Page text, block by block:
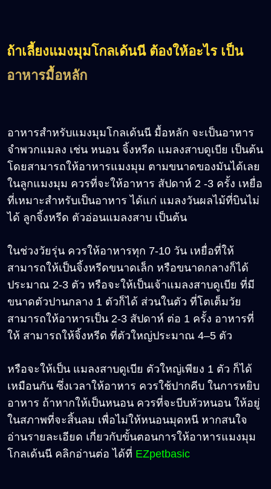
ถ้าเลี้ยงแมงมุมโกลเด้นนี ต้องให้อะไร เป็น
อาหารมื้อหลัก
อาหารสำหรับแมงมุมโกลเด้นนี มื้อหลัก จะเป็นอาหาร
จำพวกแมลง เช่น หนอน จิ้งหรีด แมลงสาบดูเบีย เป็นต้น
โดยสามารถให้อาหารแมงมุม ตามขนาดของมันได้เลย
ในลูกแมงมุม ควรที่จะให้อาหาร สัปดาห์ 2 -3 ครั้ง เหยื่อ
ที่เหมาะสำหรับเป็นอาหาร ได้แก่ แมลงวันผลไม้ที่บินไม่
ได้ ลูกจิ้งหรีด ตัวอ่อนแมลงสาบ เป็นต้น
ในช่วงวัยรุ่น ควรให้อาหารทุก 7-10 วัน เหยื่อที่ให้
สามารถให้เป็นจิ้งหรีดขนาดเล็ก หรือขนาดกลางก็ได้
ประมาณ 2-3 ตัว หรือจะให้เป็นเจ้าแมลงสาบดูเบีย ที่มี
ขนาดตัวปานกลาง 1 ตัวก็ได้ ส่วนในตัว ที่โตเต็มวัย
สามารถให้อาหารเป็น 2-3 สัปดาห์ ต่อ 1 ครั้ง อาหารที่
ให้ สามารถให้จิ้งหรีด ที่ตัวใหญ่ประมาณ 4–5 ตัว
หรือจะให้เป็น แมลงสาบดูเบีย ตัวใหญ่เพียง 1 ตัว ก็ได้
เหมือนกัน ซึ่งเวลาให้อาหาร ควรใช้ปากคีบ ในการหยิบ
อาหาร ถ้าหากให้เป็นหนอน ควรที่จะบีบหัวหนอน ให้อยู่
ในสภาพที่จะสิ้นลม เพื่อไม่ให้หนอนมุดหนี หากสนใจ
อ่านรายละเอียด เกี่ยวกับขั้นตอนการให้อาหารแมงมุม
โกลเด้นนี คลิกอ่านต่อ ได้ที่ EZpetbasic